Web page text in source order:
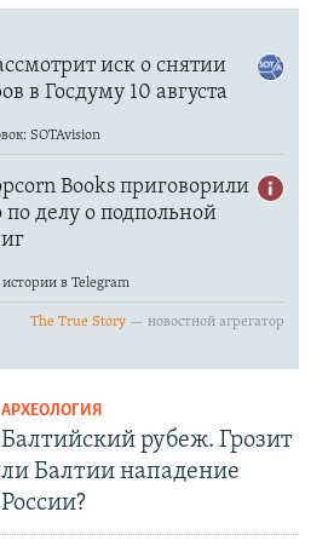
АРХЕОЛОГИЯ
Балтийский рубеж. Грозит
ли Балтии нападение
России?